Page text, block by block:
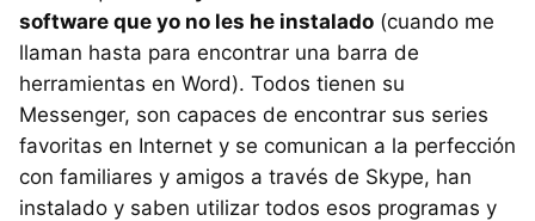
software que yo no les he instalado (cuando me
llaman hasta para encontrar una barra de
herramientas en Word). Todos tienen su
Messenger, son capaces de encontrar sus series
favoritas en Internet y se comunican a la perfección
con familiares y amigos a través de Skype, han
instalado y saben utilizar todos esos programas y